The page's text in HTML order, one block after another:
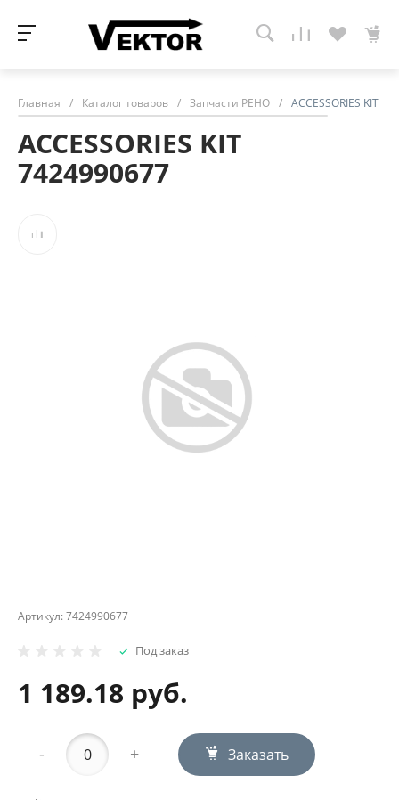
Главная / Каталог товаров / Запчасти РЕНО / ACCESSORIES KIT
ACCESSORIES KIT
7424990677
Артикул:7424990677
Под заказ
1 189.18 руб.
- + Заказать